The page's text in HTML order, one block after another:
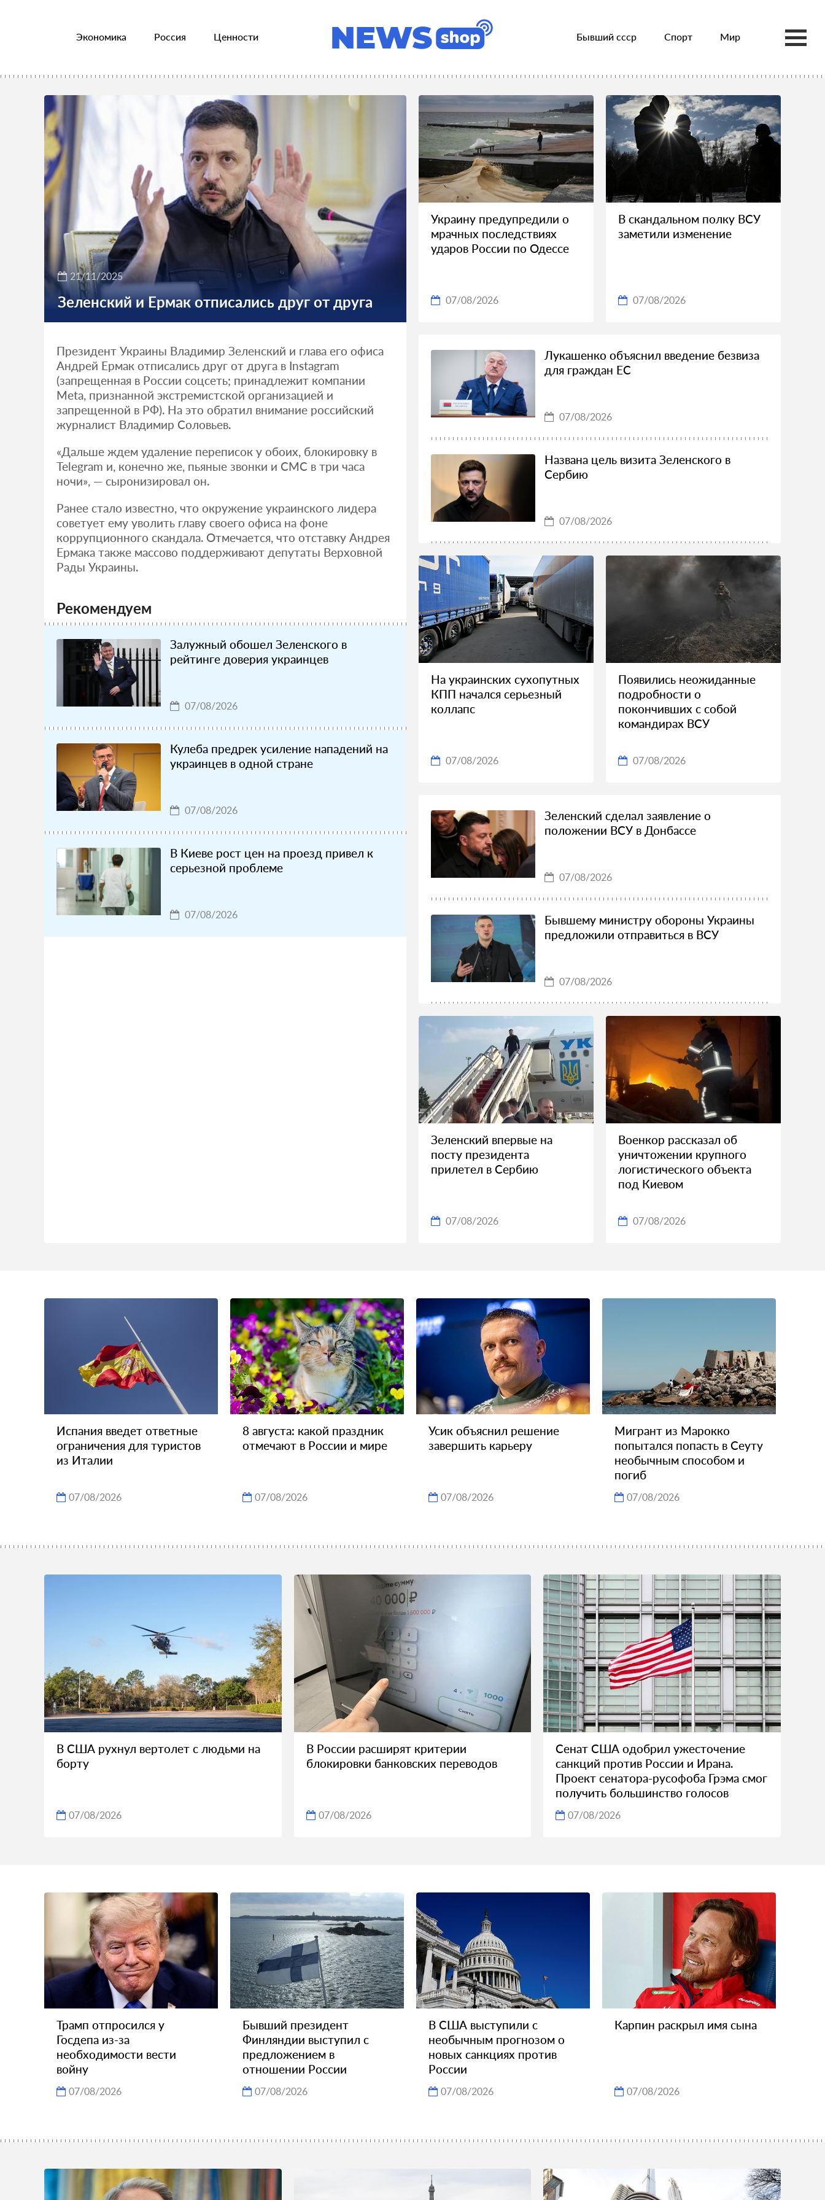
Экономика Россия Ценности Бывший ссср Спорт Мир
21/11/2025
Зеленский и Ермак отписались друг от друга
Президент Украины Владимир Зеленский и глава его офиса
Андрей Ермак отписались друг от друга в Instagram
(запрещенная в России соцсеть; принадлежит компании
Meta, признанной экстремистской организацией и
запрещенной в РФ). На это обратил внимание российский
журналист Владимир Соловьев.
«Дальше ждем удаление переписок у обоих, блокировку в
Telegram и, конечно же, пьяные звонки и СМС в три часа
ночи», — сыронизировал он.
Ранее стало известно, что окружение украинского лидера
советует ему уволить главу своего офиса на фоне
коррупционного скандала. Отмечается, что отставку Андрея
Ермака также массово поддерживают депутаты Верховной
Рады Украины.
Рекомендуем
Залужный обошел Зеленского в
рейтинге доверия украинцев
07/08/2026
Кулеба предрек усиление нападений на
украинцев в одной стране
07/08/2026
В Киеве рост цен на проезд привел к
серьезной проблеме
07/08/2026
Украину предупредили о
мрачных последствиях
ударов России по Одессе
07/08/2026
В скандальном полку ВСУ
заметили изменение
07/08/2026
Лукашенко объяснил введение безвиза
для граждан ЕС
07/08/2026
Названа цель визита Зеленского в
Сербию
07/08/2026
На украинских сухопутных
КПП начался серьезный
коллапс
07/08/2026
Появились неожиданные
подробности о
покончивших с собой
командирах ВСУ
07/08/2026
Зеленский сделал заявление о
положении ВСУ в Донбассе
07/08/2026
Бывшему министру обороны Украины
предложили отправиться в ВСУ
07/08/2026
Зеленский впервые на
посту президента
прилетел в Сербию
07/08/2026
Военкор рассказал об
уничтожении крупного
логистического объекта
под Киевом
07/08/2026
Испания введет ответные
ограничения для туристов
из Италии
07/08/2026
8 августа: какой праздник
отмечают в России и мире
07/08/2026
Усик объяснил решение
завершить карьеру
07/08/2026
Мигрант из Марокко
попытался попасть в Сеуту
необычным способом и
погиб
07/08/2026
В США рухнул вертолет с людьми на
борту
07/08/2026
В России расширят критерии
блокировки банковских переводов
07/08/2026
Сенат США одобрил ужесточение
санкций против России и Ирана.
Проект сенатора-русофоба Грэма смог
получить большинство голосов
07/08/2026
Трамп отпросился у
Госдепа из-за
необходимости вести
войну
07/08/2026
Бывший президент
Финляндии выступил с
предложением в
отношении России
07/08/2026
В США выступили с
необычным прогнозом о
новых санкциях против
России
07/08/2026
Карпин раскрыл имя сына
07/08/2026